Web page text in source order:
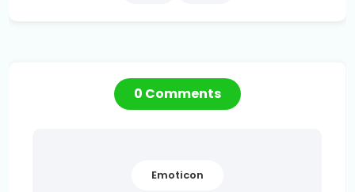
0 Comments
Emoticon